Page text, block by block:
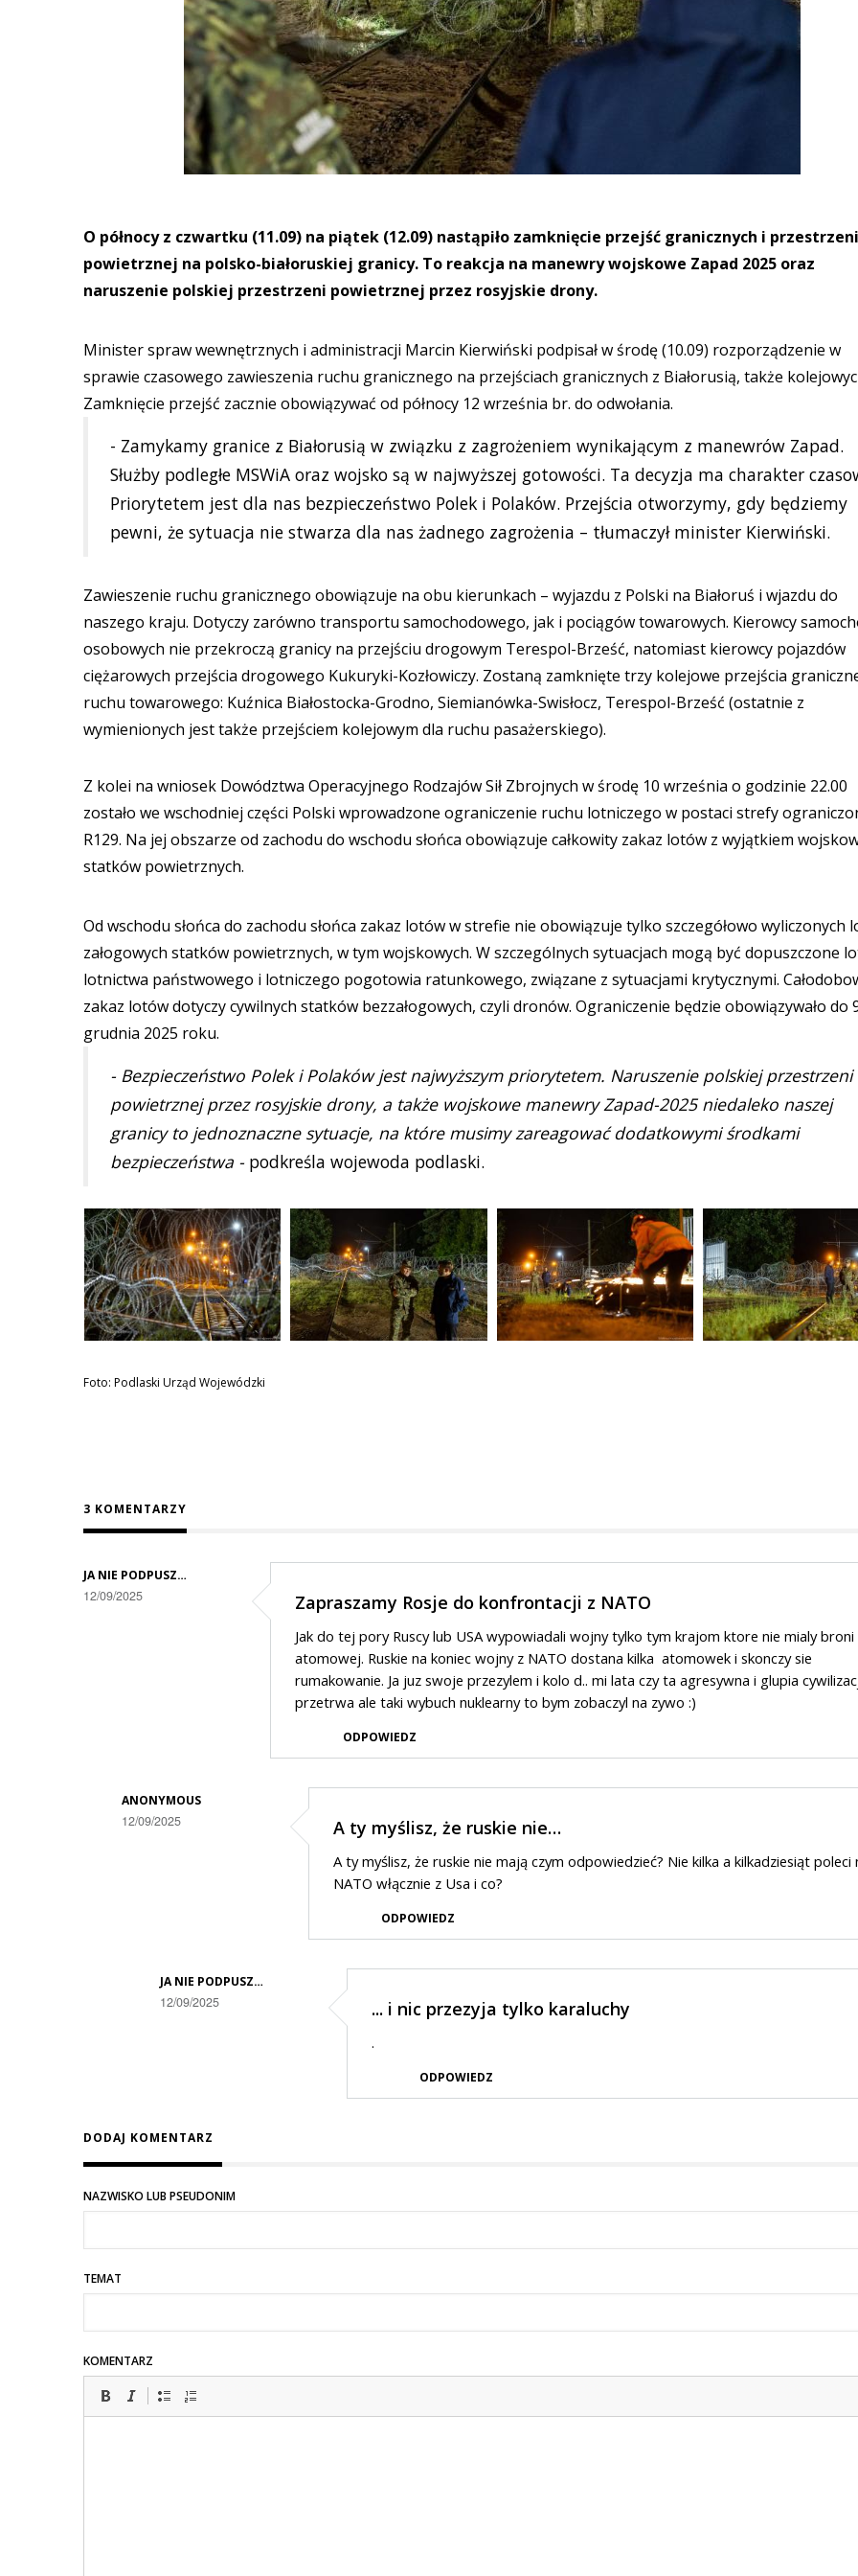
O północy z czwartku (11.09) na piątek (12.09) nastąpiło zamknięcie przejść granicznych i przestrzeni
powietrznej na polsko-białoruskiej granicy. To reakcja na manewry wojskowe Zapad 2025 oraz
naruszenie polskiej przestrzeni powietrznej przez rosyjskie drony.
Minister spraw wewnętrznych i administracji Marcin Kierwiński podpisał w środę (10.09) rozporządzenie w
sprawie czasowego zawieszenia ruchu granicznego na przejściach granicznych z Białorusią, także
Zamknięcie przejść zacznie obowiązywać od północy 12 września br. do odwołania.
- Zamykamy granice z Białorusią w związku z zagrożeniem wynikającym z manewrów Zapad.
Służby podległe MSWiA oraz wojsko są w najwyższej gotowości. Ta decyzja ma charakter
Priorytetem jest dla nas bezpieczeństwo Polek i Polaków. Przejścia otworzymy, gdy będziemy
pewni, że sytuacja nie stwarza dla nas żadnego zagrożenia – tłumaczył minister Kierwiński.
Zawieszenie ruchu granicznego obowiązuje na obu kierunkach – wyjazdu z Polski na Białoruś i wjazdu do
naszego kraju. Dotyczy zarówno transportu samochodowego, jak i pociągów towarowych. Kierowcy
osobowych nie przekroczą granicy na przejściu drogowym Terespol-Brześć, natomiast kierowcy pojazdów
ciężarowych przejścia drogowego Kukuryki-Kozłowiczy. Zostaną zamknięte trzy kolejowe przejścia
ruchu towarowego: Kuźnica Białostocka-Grodno, Siemianówka-Swisłocz, Terespol-Brześć (ostatnie z
wymienionych jest także przejściem kolejowym dla ruchu pasażerskiego).
Z kolei na wniosek Dowództwa Operacyjnego Rodzajów Sił Zbrojnych w środę 10 września o godzinie 22.00
zostało we wschodniej części Polski wprowadzone ograniczenie ruchu lotniczego w postaci strefy
R129. Na jej obszarze od zachodu do wschodu słońca obowiązuje całkowity zakaz lotów z wyjątkiem
statków powietrznych.
Od wschodu słońca do zachodu słońca zakaz lotów w strefie nie obowiązuje tylko szczegółowo wyliczonych
załogowych statków powietrznych, w tym wojskowych. W szczególnych sytuacjach mogą być dopuszczone
lotnictwa państwowego i lotniczego pogotowia ratunkowego, związane z sytuacjami krytycznymi.
zakaz lotów dotyczy cywilnych statków bezzałogowych, czyli dronów. Ograniczenie będzie obowiązywało do
grudnia 2025 roku.
- Bezpieczeństwo Polek i Polaków jest najwyższym priorytetem. Naruszenie polskiej przestrzeni
powietrznej przez rosyjskie drony, a także wojskowe manewry Zapad-2025 niedaleko naszej
granicy to jednoznaczne sytuacje, na które musimy zareagować dodatkowymi środkami
bezpieczeństwa - podkreśla wojewoda podlaski.
Foto: Podlaski Urząd Wojewódzki
3 KOMENTARZY
JA NIE PODPUSZ…
12/09/2025 Zapraszamy Rosje do konfrontacji z NATO
Jak do tej pory Ruscy lub USA wypowiadali wojny tylko tym krajom ktore nie mialy broni
atomowej. Ruskie na koniec wojny z NATO dostana kilka atomowek i skonczy sie
rumakowanie. Ja juz swoje przezylem i kolo d.. mi lata czy ta agresywna i glupia
przetrwa ale taki wybuch nuklearny to bym zobaczyl na zywo :)
ODPOWIEDZ
ANONYMOUS
12/09/2025
NATO
A ty myślisz, że ruskie nie…
A ty myślisz, że ruskie nie mają czym odpowiedzieć? Nie kilka a kilkadziesiąt poleci
NATO włącznie z Usa i co?
ODPOWIEDZ
JA NIE PODPUSZ…
12/09/2025
odpowiedzi
na
A
myślisz,
nie…
... i nic przezyja tylko karaluchy
.
ODPOWIEDZ
DODAJ KOMENTARZ
NAZWISKO LUB PSEUDONIM
TEMAT
KOMENTARZ